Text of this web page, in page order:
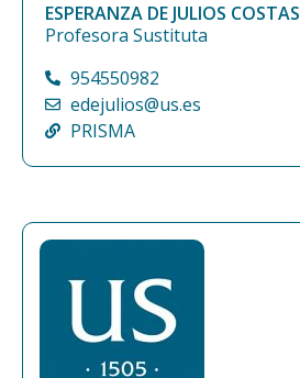
ESPERANZA DE JULIOS COSTAS
Profesora Sustituta
954550982
edejulios@us.es
PRISMA